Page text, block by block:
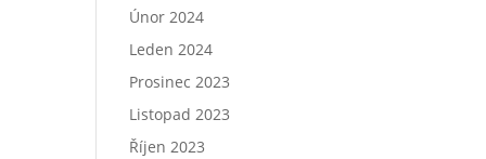
Únor 2024
Leden 2024
Prosinec 2023
Listopad 2023
Říjen 2023